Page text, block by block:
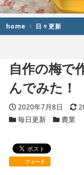
home 日々更新
自作の梅で
んでみた！
投稿日
2020年7月8日
カテゴリー
毎日更新 カテゴリー
農業
フィード